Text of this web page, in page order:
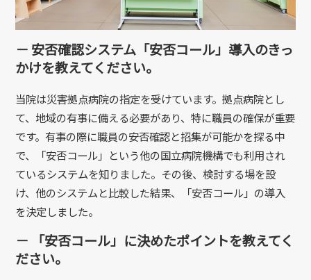
－ 安否確認システム「安否コール」導入のきっ
かけを教えてください。
当院は災害拠点病院の指定を受けています。拠点病院とし
て、地域の有事に備える必要があり、特に職員の確保が重要
です。有事の際に職員の安否確認と招集が可能かを探る中
で、「安否コール」という他の国立病院機構でも利用され
ているシステムを知りました。その後、検討する場を設
け、他のシステムと比較した結果、「安否コール」の導入
を決定しました。
－ 「安否コール」に決めたポイントを教えてく
ださい。